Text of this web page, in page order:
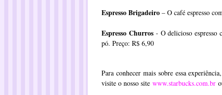
Espresso Brigadeiro – O café espresso
Espresso Churros- O delicioso espresso
pó. Preço: R$ 6,90
Para conhecer mais sobre essa
visite o nosso site www.starbucks.com.br